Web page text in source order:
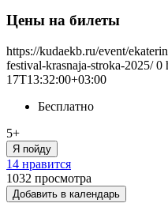
Цены на билеты
https://kudaekb.ru/event/
festival-krasnaja-stroka-2025/ 0
17T13:32:00+03:00
Бесплатно
5+
Я пойду
14 нравится
1032 просмотра
Добавить в календарь